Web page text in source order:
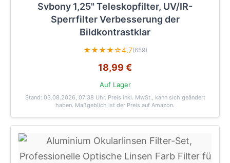
Svbony 1,25" Teleskopfilter, UV/IR-
Sperrfilter Verbesserung der
Bildkontrastklar
★★★★☆4.7(659)
18,99 €
Auf Lager
Stand: 03.08.2026, 07:38 Uhr. Preis inkl. MwSt., kann sich geändert
haben. Maßgeblich ist der Preis auf Amazon.